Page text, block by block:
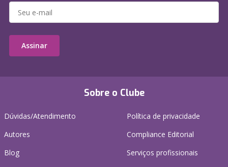
Sobre o Clube
Dúvidas/Atendimento
Autores
Blog
Política de privacidade
Compliance Editorial
Serviços profissionais
Assinar